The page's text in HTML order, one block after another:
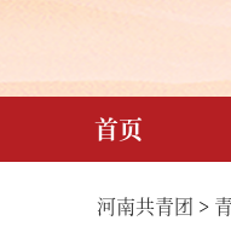
首页
河南共青团 >